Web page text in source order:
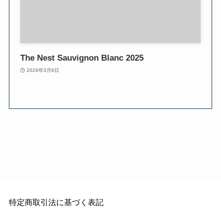
The Nest Sauvignon Blanc 2025
2026年3月6日
特定商取引法に基づく表記